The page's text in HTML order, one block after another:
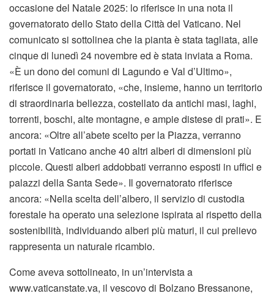
occasione del Natale 2025: lo riferisce in una nota il
governatorato dello Stato della Città del Vaticano. Nel
comunicato si sottolinea che la pianta è stata tagliata, alle
cinque di lunedì 24 novembre ed è stata inviata a Roma.
«È un dono dei comuni di Lagundo e Val d’Ultimo»,
riferisce il governatorato, «che, insieme, hanno un territorio
di straordinaria bellezza, costellato da antichi masi, laghi,
torrenti, boschi, alte montagne, e ampie distese di prati». E
ancora: «Oltre all’abete scelto per la Piazza, verranno
portati in Vaticano anche 40 altri alberi di dimensioni più
piccole. Questi alberi addobbati verranno esposti in uffici e
palazzi della Santa Sede». Il governatorato riferisce
ancora: «Nella scelta dell’albero, il servizio di custodia
forestale ha operato una selezione ispirata al rispetto della
sostenibilità, individuando alberi più maturi, il cui prelievo
rappresenta un naturale ricambio.
Come aveva sottolineato, in un’intervista a
www.vaticanstate.va, il vescovo di Bolzano Bressanone,